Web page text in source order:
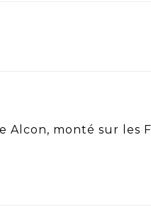
monté sur les